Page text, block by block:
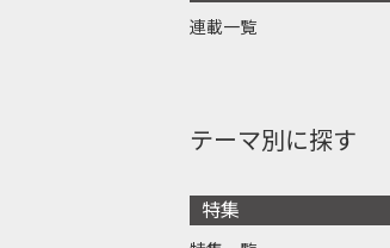
連載一覧
テーマ別に探す
特集